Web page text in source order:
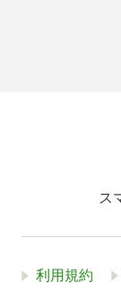
ス
利用規約